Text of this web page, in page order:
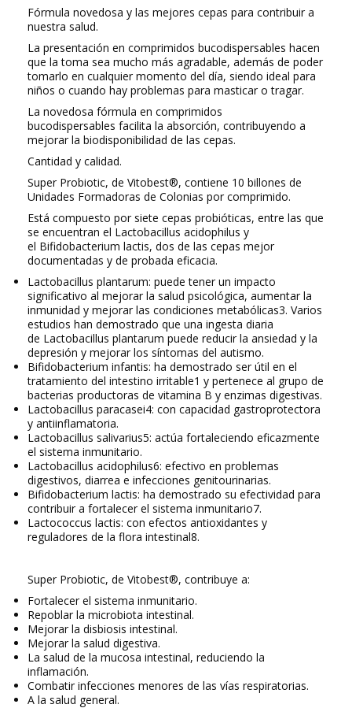
Fórmula novedosa y las mejores cepas para contribuir a
nuestra salud.
La presentación en comprimidos bucodispersables hacen
que la toma sea mucho más agradable, además de poder
tomarlo en cualquier momento del día, siendo ideal para
niños o cuando hay problemas para masticar o tragar.
La novedosa fórmula en comprimidos
bucodispersables facilita la absorción, contribuyendo a
mejorar la biodisponibilidad de las cepas.
Cantidad y calidad.
Super Probiotic, de Vitobest®, contiene 10 billones de
Unidades Formadoras de Colonias por comprimido.
Está compuesto por siete cepas probióticas, entre las que
se encuentran el Lactobacillus acidophilus y
el Bifidobacterium lactis, dos de las cepas mejor
documentadas y de probada eficacia.
Lactobacillus plantarum: puede tener un impacto
significativo al mejorar la salud psicológica, aumentar la
inmunidad y mejorar las condiciones metabólicas3. Varios
estudios han demostrado que una ingesta diaria
de Lactobacillus plantarum puede reducir la ansiedad y la
depresión y mejorar los síntomas del autismo.
Bifidobacterium infantis: ha demostrado ser útil en el
tratamiento del intestino irritable1 y pertenece al grupo de
bacterias productoras de vitamina B y enzimas digestivas.
Lactobacillus paracasei4: con capacidad gastroprotectora
y antiinflamatoria.
Lactobacillus salivarius5: actúa fortaleciendo eficazmente
el sistema inmunitario.
Lactobacillus acidophilus6: efectivo en problemas
digestivos, diarrea e infecciones genitourinarias.
Bifidobacterium lactis: ha demostrado su efectividad para
contribuir a fortalecer el sistema inmunitario7.
Lactococcus lactis: con efectos antioxidantes y
reguladores de la flora intestinal8.
Super Probiotic, de Vitobest®, contribuye a:
Fortalecer el sistema inmunitario.
Repoblar la microbiota intestinal.
Mejorar la disbiosis intestinal.
Mejorar la salud digestiva.
La salud de la mucosa intestinal, reduciendo la
inflamación.
Combatir infecciones menores de las vías respiratorias.
A la salud general.